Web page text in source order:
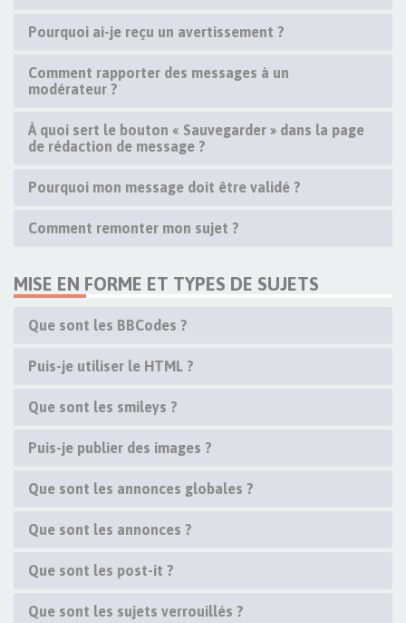
Pourquoi ai-je reçu un avertissement ?
Comment rapporter des messages à un
modérateur ?
À quoi sert le bouton « Sauvegarder » dans la page
de rédaction de message ?
Pourquoi mon message doit être validé ?
Comment remonter mon sujet ?
MISE EN FORME ET TYPES DE SUJETS
Que sont les BBCodes ?
Puis-je utiliser le HTML ?
Que sont les smileys ?
Puis-je publier des images ?
Que sont les annonces globales ?
Que sont les annonces ?
Que sont les post-it ?
Que sont les sujets verrouillés ?